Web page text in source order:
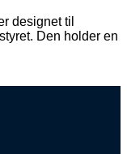
designet til
Den holder en